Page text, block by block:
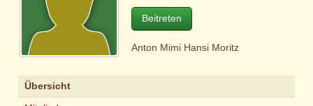
Beitreten
Anton Mimi Hansi Moritz
Übersicht